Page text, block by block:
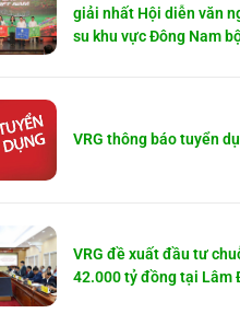
giải nhất Hội diễn văn
su khu vực Đông Nam
VRG thông báo tuyển
VRG đề xuất đầu tư
42.000 tỷ đồng tại Lâm